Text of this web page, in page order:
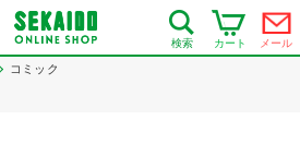
検索 カート メール
コミック